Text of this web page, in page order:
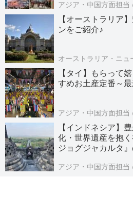
アジア・中国方面担当
【オーストラリア
ンをご紹介♪
オーストラリア・ニュ
【タイ】もらって
すめお土産定番～
アジア・中国方面担当
【インドネシア】
化・世界遺産を抱
ジョグジャカルタ
アジア・中国方面担当